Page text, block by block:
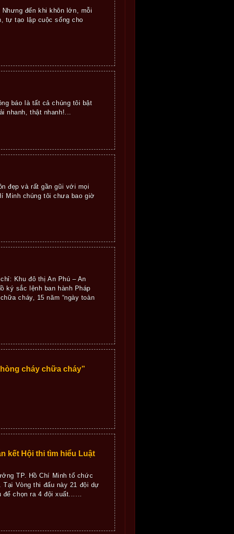
đến khi khôn lớn, mỗi
tự tạo lập cuộc sống cho
báo là tất cả chúng tôi bật
nhanh, thật nhanh!...
đẹp và rất gần gũi với mọi
Minh chúng tôi chưa bao giờ
Khu đô thị An Phú – An
ký sắc lệnh ban hành Pháp
cháy, 15 năm “ngày toàn
cháy chữa cháy”
kết Hội thi tìm hiểu Luật
TP. Hồ Chí Minh tổ chức
Vòng thi đấu này 21 đội dự
chọn ra 4 đội xuất......